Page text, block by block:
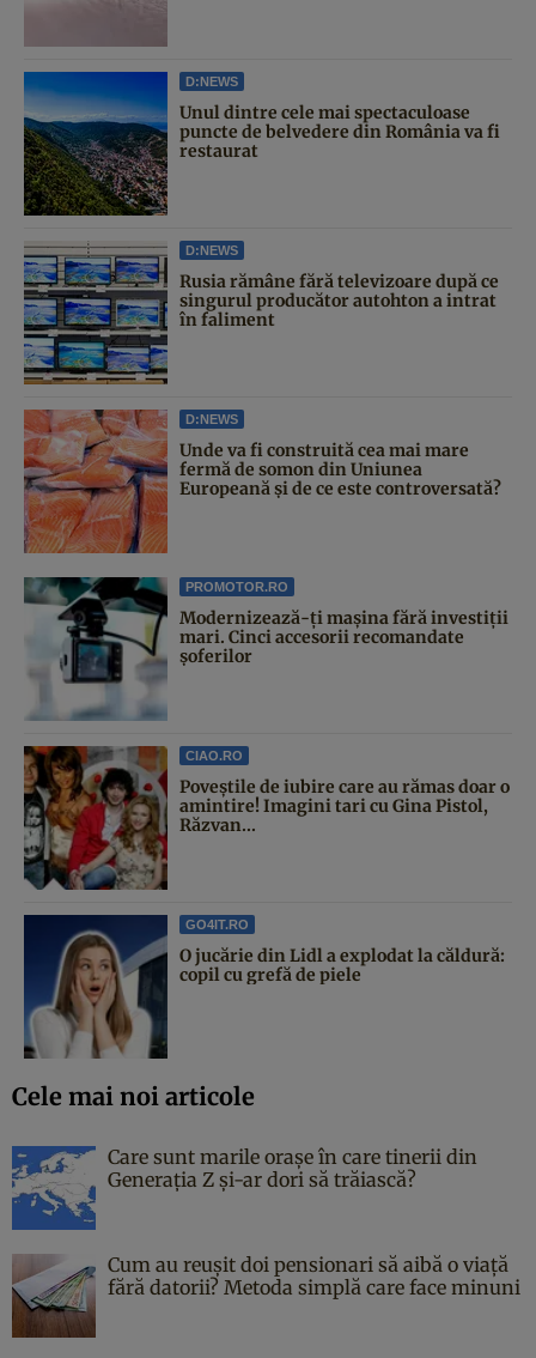
D:NEWS
Unul dintre cele mai spectaculoase
puncte de belvedere din România va fi
restaurat
D:NEWS
Rusia rămâne fără televizoare după ce
singurul producător autohton a intrat
în faliment
D:NEWS
Unde va fi construită cea mai mare
fermă de somon din Uniunea
Europeană și de ce este controversată?
PROMOTOR.RO
Modernizează-ți mașina fără investiții
mari. Cinci accesorii recomandate
șoferilor
CIAO.RO
Poveştile de iubire care au rămas doar o
amintire! Imagini tari cu Gina Pistol,
Răzvan...
GO4IT.RO
O jucărie din Lidl a explodat la căldură:
copil cu grefă de piele
Cele mai noi articole
Care sunt marile orașe în care tinerii din
Generația Z și-ar dori să trăiască?
Cum au reușit doi pensionari să aibă o viață
fără datorii? Metoda simplă care face minuni